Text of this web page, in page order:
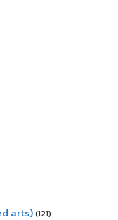
arts)(121)